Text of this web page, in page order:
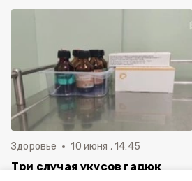
Здоровье 10 июня , 14:45
Три случая укусов гадюк